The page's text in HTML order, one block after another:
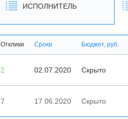
ИСПОЛНИТЕЛЬ
Отклики Сроки Бюджет, руб.
2 02.07.2020 Скрыто
7 17.06.2020 Скрыто